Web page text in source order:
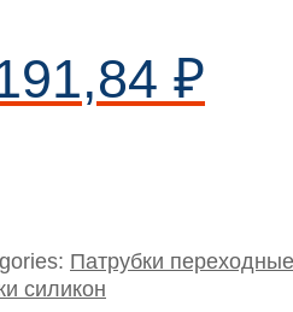
₽
Патрубки переходные
силикон